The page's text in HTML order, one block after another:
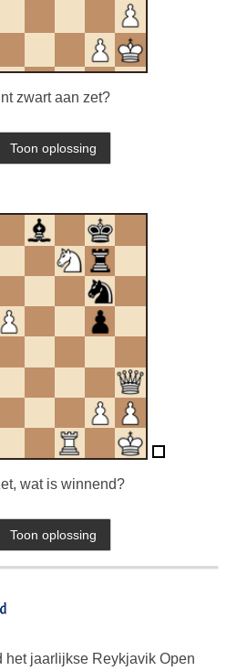
zwart aan zet?
wat is winnend?
het jaarlijkse Reykjavik Open